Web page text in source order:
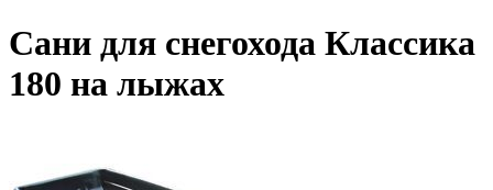
Сани для снегохода Классика
180 на лыжах